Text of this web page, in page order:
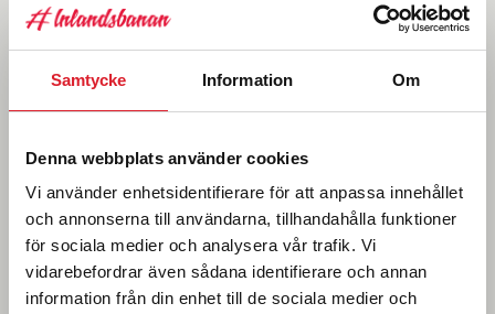
Samtycke Information Om
Denna webbplats använder cookies
Vi använder enhetsidentifierare för att anpassa innehållet
och annonserna till användarna, tillhandahålla funktioner
för sociala medier och analysera vår trafik. Vi
vidarebefordrar även sådana identifierare och annan
information från din enhet till de sociala medier och
Länstrafiken i Norrbotten
Bussar i området Arvidsjaur-Gällivare
Länstrafiken Västerbotten>>
Bussar i området Dorotea- Sorsele
Storuman- Hemavan Linje 31